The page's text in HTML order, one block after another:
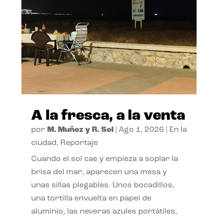
A la fresca, a la venta
por M. Muñoz y R. Sol| Ago 1, 2026
En la
ciudad, Reportaje
Cuando el sol cae y empieza a soplar la
brisa del mar, aparecen una mesa y
unas sillas plegables. Unos bocadillos,
una tortilla envuelta en papel de
aluminio, las neveras azules portátiles,